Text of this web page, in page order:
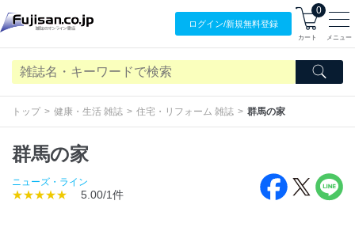
ログイン/新規無料登録
0
カート メニュー
トップ 健康・生活 雑誌 住宅・リフォーム 雑誌 群馬の家
群馬の家
ニューズ・ライン
★★★★★ 5.00/1件